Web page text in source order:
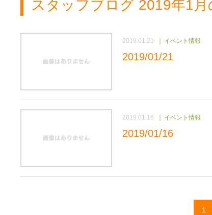
スタッフブログ 2019年1月
2019.01.21 イベント情報
2019/01/21
2019.01.16 イベント情報
2019/01/16
1